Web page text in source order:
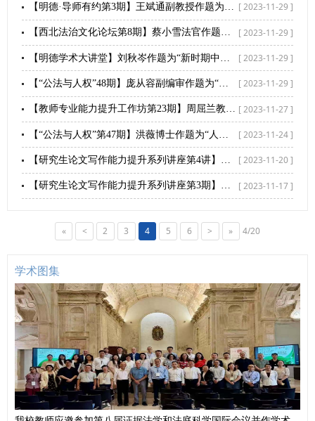
[ 2023-11-29 ]
【西北法治文化论坛第8期】蔡小雪法官作题为“沈家本法治思想的形成”讲座 [ 2023-11-29 ]
[ 2023-11-29 ]
[ 2023-11-29 ]
【教师专业能力提升工作坊第23期】周屈兰教授：基于学生中心的教学设计创新与课堂示范 [ 2023-11-27 ]
[ 2023-11-24 ]
[ 2023-11-20 ]
【研究生论文写作能力提升系列讲座第3期】谭冰霖编审作题为“法学论文的论证模式—主要以公法学为例”讲座 [ 2023-11-17 ]
« < 2 3 4 5 6 > » 4/20
学术图集